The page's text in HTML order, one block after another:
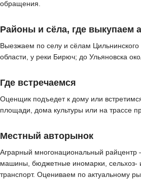
обращения.
Районы и сёла, где выкупаем
Выезжаем по селу и сёлам Цильнинского
области, у реки Бирюч; до Ульяновска
Где встречаемся
Оценщик подъедет к дому или
площади, дома культуры или на трассе
Местный авторынок
Аграрный многонациональный райцентр
машины, бюджетные иномарки, сельхоз-
транспорт. Оцениваем по актуальному